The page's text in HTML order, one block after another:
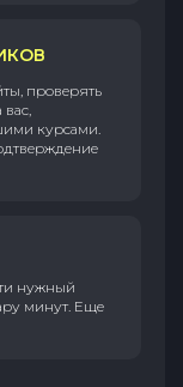
проверять
курсами.
нужный
минут. Еще